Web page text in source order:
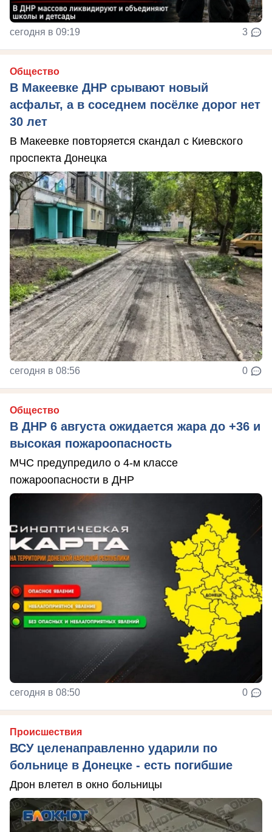
сегодня в 09:19 3
Общество
В Макеевке ДНР срывают новый
асфальт, а в соседнем посёлке дорог нет
30 лет
В Макеевке повторяется скандал с Киевского
проспекта Донецка
сегодня в 08:56 0
Общество
В ДНР 6 августа ожидается жара до +36 и
высокая пожароопасность
МЧС предупредило о 4-м классе
пожароопасности в ДНР
сегодня в 08:50 0
Происшествия
ВСУ целенаправленно ударили по
больнице в Донецке - есть погибшие
Дрон влетел в окно больницы